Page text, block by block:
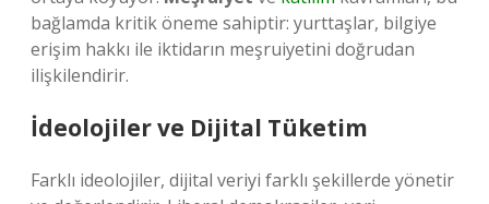
bağlamda kritik öneme sahiptir: yurttaşlar, bilgiye
erişim hakkı ile iktidarın meşruiyetini doğrudan
ilişkilendirir.
İdeolojiler ve Dijital Tüketim
Farklı ideolojiler, dijital veriyi farklı şekillerde yönetir